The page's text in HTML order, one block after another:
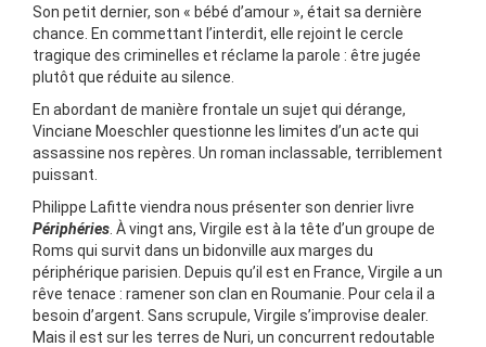
Son petit dernier, son « bébé d’amour », était sa dernière
chance. En commettant l’interdit, elle rejoint le cercle
tragique des criminelles et réclame la parole : être jugée
plutôt que réduite au silence.
En abordant de manière frontale un sujet qui dérange,
Vinciane Moeschler questionne les limites d’un acte qui
assassine nos repères. Un roman inclassable, terriblement
puissant.
Philippe Lafitte viendra nous présenter son denrier livre
Périphéries . À vingt ans, Virgile est à la tête d’un groupe de
Roms qui survit dans un bidonville aux marges du
périphérique parisien. Depuis qu’il est en France, Virgile a un
rêve tenace : ramener son clan en Roumanie. Pour cela il a
besoin d’argent. Sans scrupule, Virgile s’improvise dealer.
Mais il est sur les terres de Nuri, un concurrent redoutable